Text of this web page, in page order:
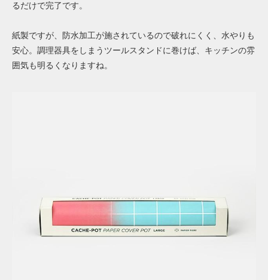
るだけで完了です。
紙製ですが、防水加工が施されているので破れにくく、水やりも
安心。調理器具をしまうツールスタンドに巻けば、キッチンの雰
囲気も明るくなりますね。